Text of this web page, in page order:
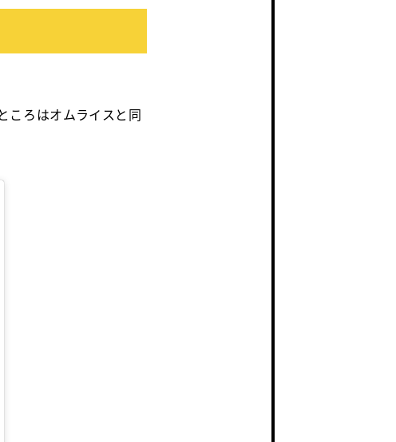
ころはオムライスと同